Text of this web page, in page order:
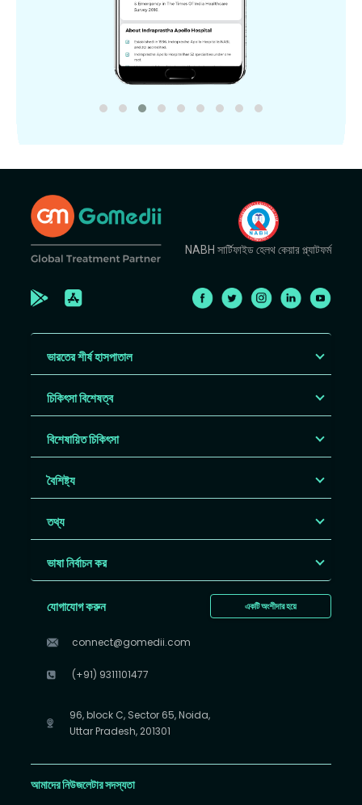
NABH সার্টিফাইড হেলথ কেয়ার প্ল্যাটফর্ম
ভারতের শীর্ষ হাসপাতাল
চিকিৎসা বিশেষত্ব
বিশেষায়িত চিকিৎসা
বৈশিষ্ট্য
তথ্য
ভাষা নির্বাচন কর
একটি অংশীদার হয়ে
যোগাযোগ করুন
connect@gomedii.com
(+91) 9311101477
96, block C, Sector 65, Noida,
Uttar Pradesh, 201301
আমাদের নিউজলেটার সদস্যতা